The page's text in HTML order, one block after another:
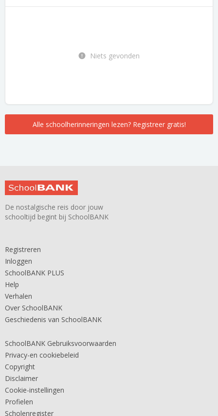
Niets gevonden
Alle schoolherinneringen lezen? Registreer gratis!
De nostalgische reis door jouw
schooltijd begint bij SchoolBANK
Registreren
Inloggen
SchoolBANK PLUS
Help
Verhalen
Over SchoolBANK
Geschiedenis van SchoolBANK
SchoolBANK Gebruiksvoorwaarden
Privacy-en cookiebeleid
Copyright
Disclaimer
Cookie-instellingen
Profielen
Scholenregister